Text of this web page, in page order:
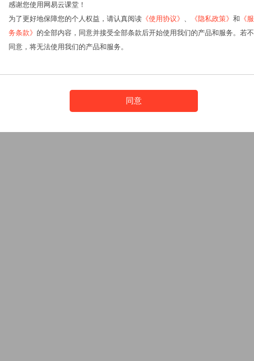
感谢您使用网易云课堂！
为了更好地保障您的个人权益，请认真阅读 《使用协议》 《隐私政策》 和 《服
务条款》 的全部内容，同意并接受全部条款后开始使用我们的产品和服务。若不
同意，将无法使用我们的产品和服务。
同意